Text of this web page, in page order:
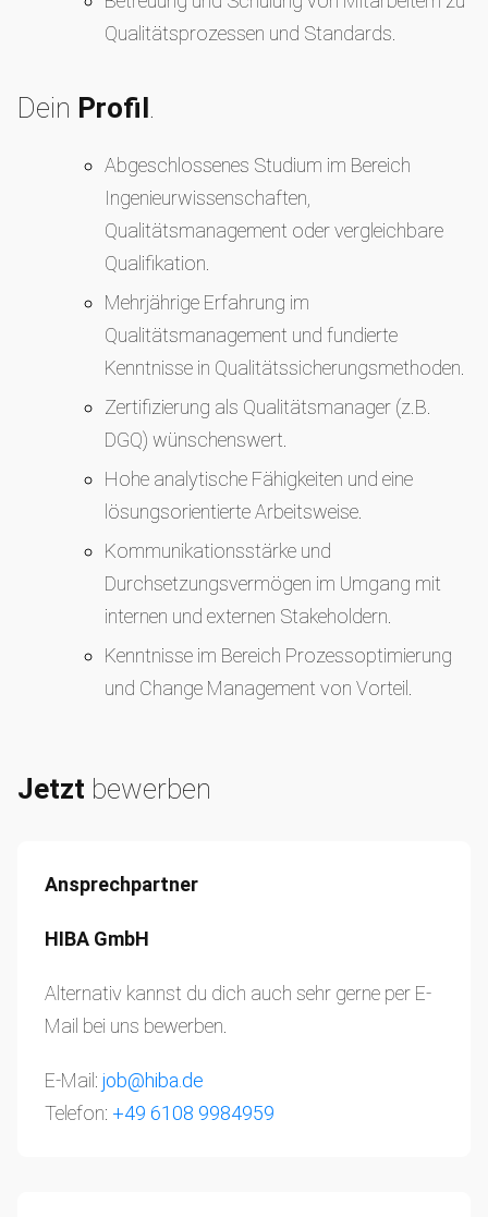
Qualitätsprozessen und Standards.
Dein Profil.
Abgeschlossenes Studium im Bereich
Ingenieurwissenschaften,
Qualitätsmanagement oder vergleichbare
Qualifikation.
Mehrjährige Erfahrung im
Qualitätsmanagement und fundierte
Kenntnisse in Qualitätssicherungsmethoden.
Zertifizierung als Qualitätsmanager (z.B.
DGQ) wünschenswert.
Hohe analytische Fähigkeiten und eine
lösungsorientierte Arbeitsweise.
Kommunikationsstärke und
Durchsetzungsvermögen im Umgang mit
internen und externen Stakeholdern.
Kenntnisse im Bereich Prozessoptimierung
und Change Management von Vorteil.
Jetzt bewerben
Ansprechpartner
HIBA GmbH
Alternativ kannst du dich auch sehr gerne per E-
Mail bei uns bewerben.
E-Mail: job@hiba.de
Telefon: +49 6108 9984959